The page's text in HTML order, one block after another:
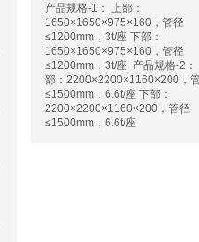
产品规格-1： 上部：
1650×1650×975×160，管径
≤1200mm，3t/座 下部：
1650×1650×975×160，管径
≤1200mm，3t/座 产品规格-2：
部：2200×2200×1160×200，
≤1500mm，6.6t/座 下部：
2200×2200×1160×200，管径
≤1500mm，6.6t/座